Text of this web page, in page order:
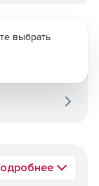
выбрать